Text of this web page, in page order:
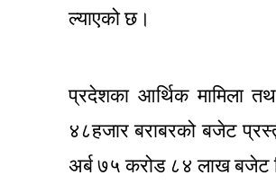
ल्याएको छ।
प्रदेशका आर्थिक मामिला
४८हजार बराबरको बजेट
अर्ब ७५ करोड ८४ लाख बजेट